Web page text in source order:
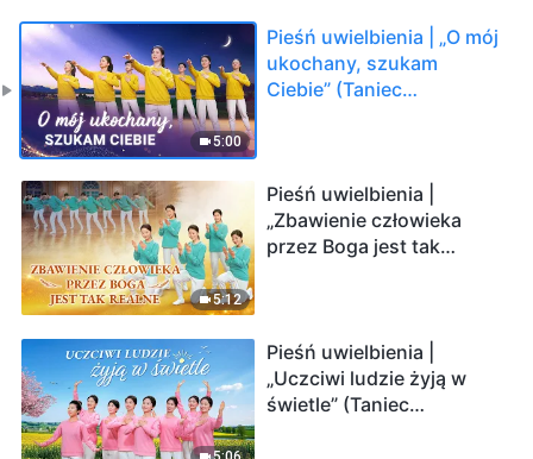
5:00
Pieśń uwielbienia | „O mój
ukochany, szukam
Ciebie” (Taniec
5:12
Pieśń uwielbienia |
„Zbawienie człowieka
przez Boga jest tak
Pieśń uwielbienia |
„Uczciwi ludzie żyją w
świetle” (Taniec